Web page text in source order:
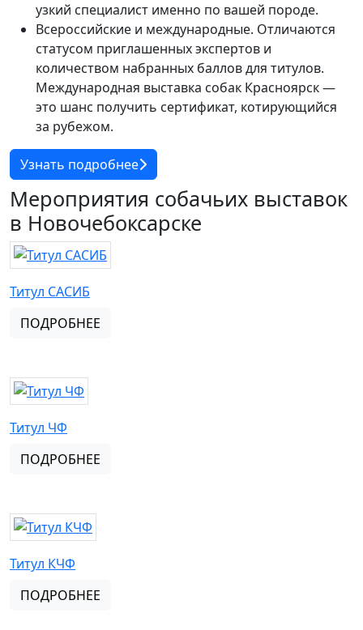
узкий специалист именно по вашей породе.
Всероссийские и международные. Отличаются
статусом приглашенных экспертов и
количеством набранных баллов для титулов.
Международная выставка собак Красноярск —
это шанс получить сертификат, котирующийся
за рубежом.
Узнать подробнее
Мероприятия собачьих выставок
в Новочебоксарске
Титул САСИБ
ПОДРОБНЕЕ
Титул ЧФ
ПОДРОБНЕЕ
Титул КЧФ
ПОДРОБНЕЕ